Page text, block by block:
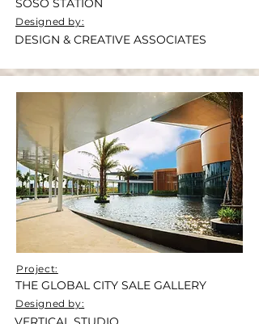
SOSO STATION
Designed by:
DESIGN & CREATIVE ASSOCIATES
Project:
THE GLOBAL CITY SALE GALLERY
Designed by: